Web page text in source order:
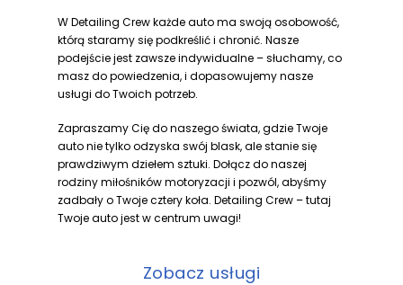
W Detailing Crew każde auto ma swoją osobowość,
którą staramy się podkreślić i chronić. Nasze
podejście jest zawsze indywidualne – słuchamy, co
masz do powiedzenia, i dopasowujemy nasze
usługi do Twoich potrzeb.
Zapraszamy Cię do naszego świata, gdzie Twoje
auto nie tylko odzyska swój blask, ale stanie się
prawdziwym dziełem sztuki. Dołącz do naszej
rodziny miłośników motoryzacji i pozwól, abyśmy
zadbały o Twoje cztery koła. Detailing Crew – tutaj
Twoje auto jest w centrum uwagi!
Zobacz usługi